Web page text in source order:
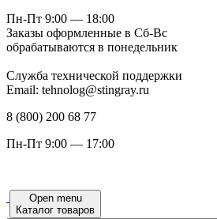
Пн-Пт 9:00 — 18:00
Заказы оформленные в Сб-Вс
обрабатываются в понедельник
Служба технической поддержки
Email: tehnolog@stingray.ru
8 (800) 200 68 77
Пн-Пт 9:00 — 17:00
Open menu
Каталог товаров